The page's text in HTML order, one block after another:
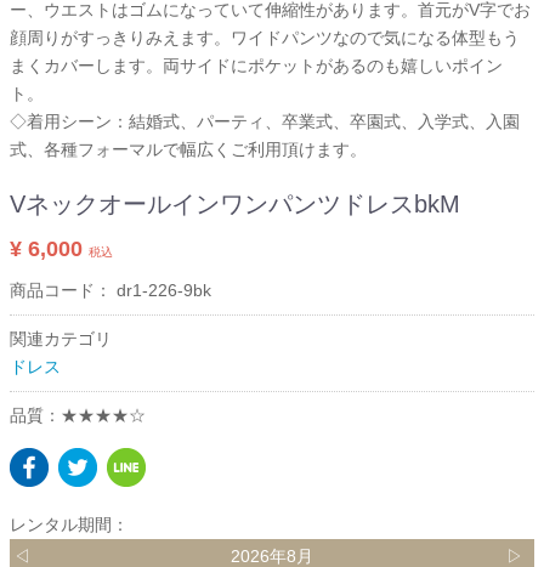
ー、ウエストはゴムになっていて伸縮性があります。首元がV字でお
顔周りがすっきりみえます。ワイドパンツなので気になる体型もう
まくカバーします。両サイドにポケットがあるのも嬉しいポイン
ト。
◇着用シーン：結婚式、パーティ、卒業式、卒園式、入学式、入園
式、各種フォーマルで幅広くご利用頂けます。
VネックオールインワンパンツドレスbkM
¥ 6,000 税込
商品コード： dr1-226-9bk
関連カテゴリ
ドレス
品質：★★★★☆
レンタル期間：
◁
2026年8月
▷